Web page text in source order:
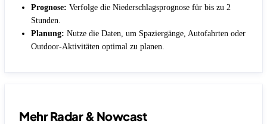
Prognose: Verfolge die Niederschlagsprognose für bis zu 2
Stunden.
Planung: Nutze die Daten, um Spaziergänge, Autofahrten oder
Outdoor-Aktivitäten optimal zu planen.
Mehr Radar & Nowcast